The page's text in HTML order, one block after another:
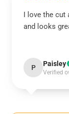
I love the cut
and looks
P Paisley
Verified